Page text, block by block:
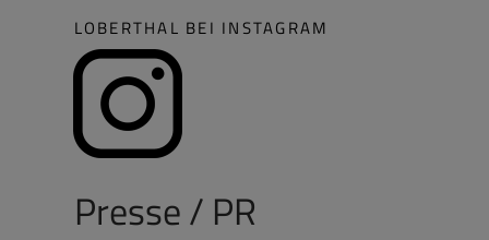
LOBERTHAL BEI INSTAGRAM
Presse / PR